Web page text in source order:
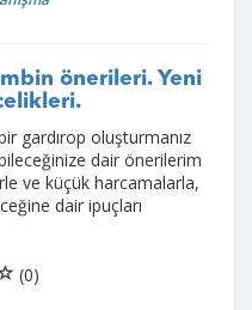
önerileri. Yeni
gardırop oluşturmanız
dair önerilerim
ve küçük harcamalarla,
dair ipuçları
(0)